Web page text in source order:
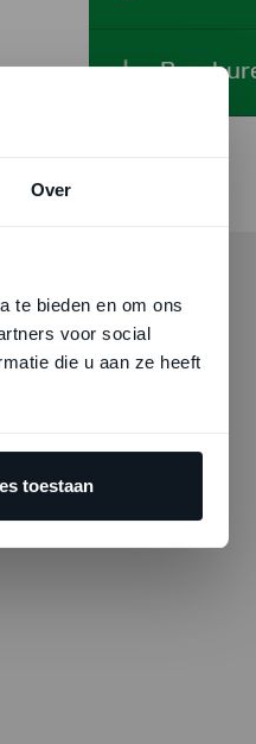
Over
te bieden en om ons
voor social
die u aan ze heeft
toestaan